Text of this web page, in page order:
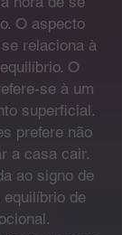
O aspecto
relaciona à
O
se à um
superficial.
prefere não
a casa cair.
ao signo de
de